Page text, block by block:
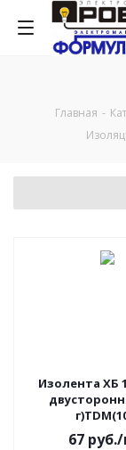
Главная -
Изолента ХБ
67руб./